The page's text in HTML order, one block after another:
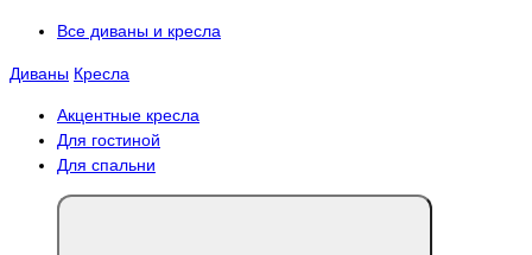
Все диваны и кресла
Диваны Кресла
Акцентные кресла
Для гостиной
Для спальни